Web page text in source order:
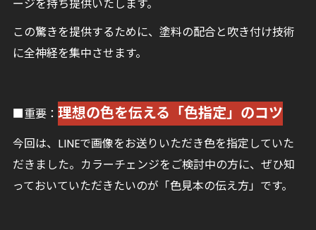
ージを持ち提供いたします。
この驚きを提供するために、塗料の配合と吹き付け技術
に全神経を集中させます。
■重要： 理想の色を伝える「色指定」のコツ
今回は、LINEで画像をお送りいただき色を指定していた
だきました。カラーチェンジをご検討中の方に、ぜひ知
っておいていただきたいのが「色見本の伝え方」です。